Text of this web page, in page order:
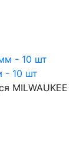
- 10 шт
MILWAUKEE